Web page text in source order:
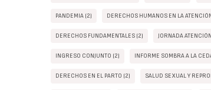
PANDEMIA (2) DERECHOS HUMANOS EN LA
DERECHOS FUNDAMENTALES (2) JORNADA
INGRESO CONJUNTO (2) INFORME SOMBRA A LA
DERECHOS EN EL PARTO (2) SALUD SEXUAL Y